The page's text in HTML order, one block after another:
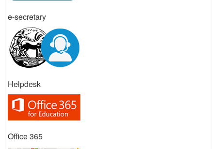
e-secretary
Helpdesk
Office 365